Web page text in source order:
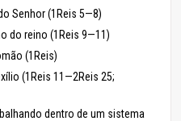
Senhor (1Reis 5—8)
do reino (1Reis 9—11)
(1Reis)
(1Reis 11—2Reis 25;
dentro de um sistema